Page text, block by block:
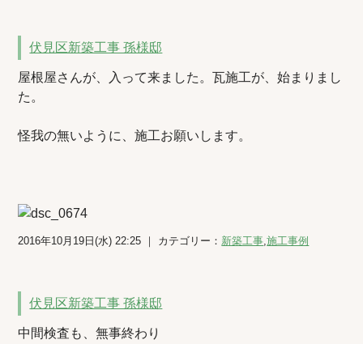
伏見区新築工事 孫様邸
屋根屋さんが、入って来ました。瓦施工が、始まりまし
た。
怪我の無いように、施工お願いします。
2016年10月19日(水) 22:25 ｜ カテゴリー： 新築工事,施工事例
伏見区新築工事 孫様邸
中間検査も、無事終わり